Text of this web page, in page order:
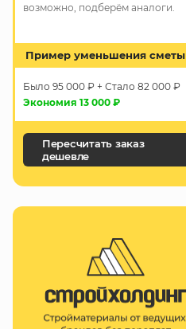
возможно, подберём аналоги.
Пример уменьшения сметы
Было 95 000 ₽ + Стало 82 000 ₽
Экономия 13 000 ₽
Пересчитать заказ
дешевле